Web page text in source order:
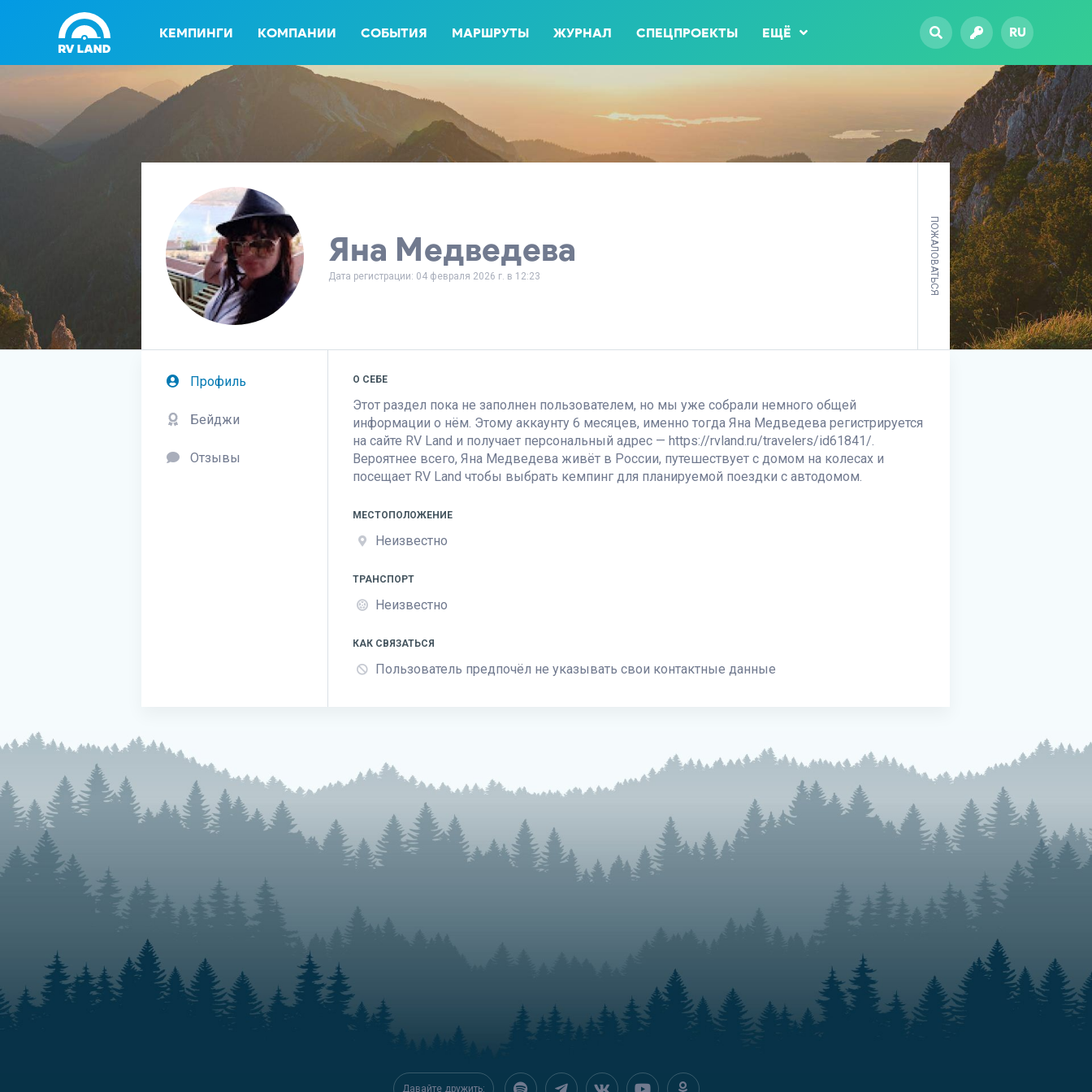
КЕМПИНГИ КОМПАНИИ СОБЫТИЯ МАРШРУТЫ ЖУРНАЛ СПЕЦПРОЕКТЫ ЕЩЁ RU
Яна Медведева
Дата регистрации: 04 февраля 2026 г. в 12:23 ПОЖАЛОВАТЬСЯ
Профиль
Бейджи
Отзывы
О СЕБЕ
Этот раздел пока не заполнен пользователем, но мы уже собрали немного общей
информации о нём. Этому аккаунту 6 месяцев, именно тогда Яна Медведева регистрируется
на сайте RV Land и получает персональный адрес — https://rvland.ru/travelers/id61841/.
Вероятнее всего, Яна Медведева живёт в России, путешествует с домом на колесах и
посещает RV Land чтобы выбрать кемпинг для планируемой поездки с автодомом.
МЕСТОПОЛОЖЕНИЕ
Неизвестно
ТРАНСПОРТ
Неизвестно
КАК СВЯЗАТЬСЯ
Пользователь предпочёл не указывать свои контактные данные
Давайте дружить: